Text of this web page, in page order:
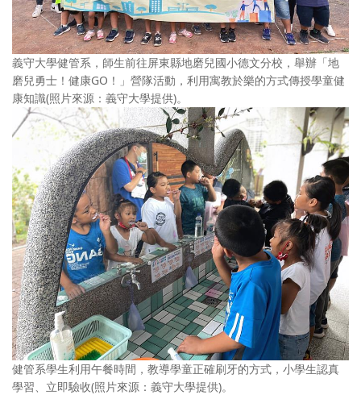
義守大學健管系，師生前往屏東縣地磨兒國小德文分校，舉辦「地
磨兒勇士！健康GO！」營隊活動，利用寓教於樂的方式傳授學童健
康知識(照片來源：義守大學提供)。
健管系學生利用午餐時間，教導學童正確刷牙的方式，小學生認真
學習、立即驗收(照片來源：義守大學提供)。